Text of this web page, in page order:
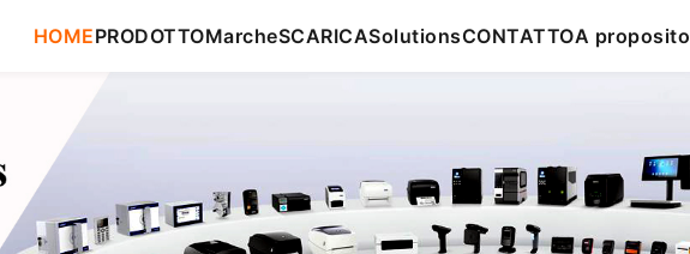
HOMEPRODOTTOMarcheSCARICASolutionsCONTATTOA proposito